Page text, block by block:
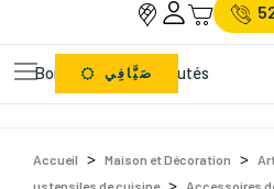
Bons Plans Nouveautés
صَيَّافِي
Accueil Maison et Décoration